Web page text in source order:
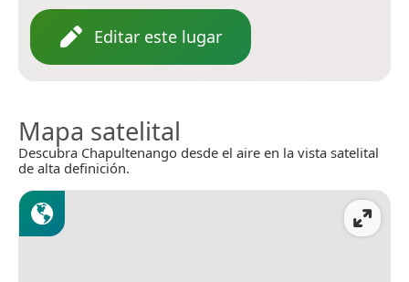
Editar este lugar
Mapa satelital
Descubra Chapultenango desde el aire en la vista satelital
de alta definición.